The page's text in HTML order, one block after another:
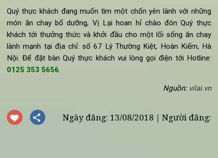
Với mỹ thực tinh tế, không gian thanh tịnh, Vị Lai chính là nơi
giúp cho bất kì ai muốn tim tới đồ ăn chay sự thỏa mãn
hảo nhất, từ vị giác cho tới tâm hồn. Tại Vị Lai, không chỉ
một nhà hàng chay, chúng tôi muốn nó sẽ là một nơi giúp
mỗi khách hàng vượt tránh xa sự lo toàn thường ngay, để
đậm đà hương vị; và rồi nhìn thấy được rằng hạnh phúc,
Quý thực khách đang muốn tìm một chốn yên lành với